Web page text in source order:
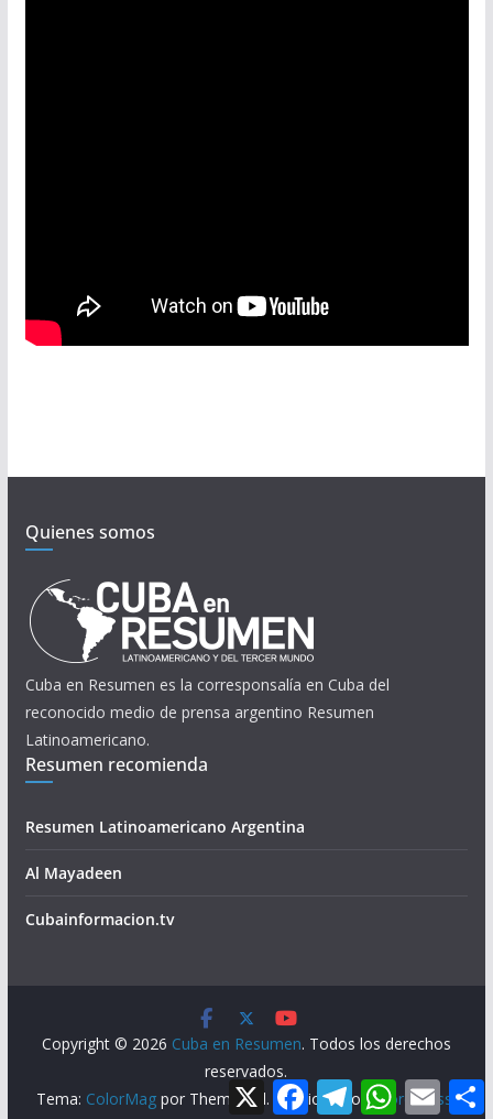
Quienes somos
Cuba en Resumen es la corresponsalía en Cuba del
reconocido medio de prensa argentino Resumen
Latinoamericano.
Resumen recomienda
Resumen Latinoamericano Argentina
Al Mayadeen
Cubainformacion.tv
Copyright © 2026 Cuba en Resumen. Todos los derechos
reservados.
Tema: ColorMag por ThemeGrill. Funciona conWordPress .
X F
a
T
e
W
h
E
m